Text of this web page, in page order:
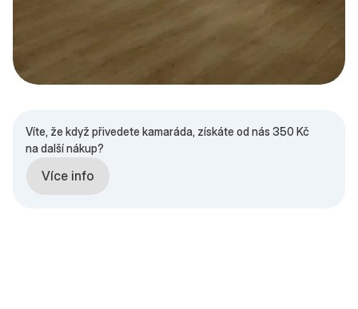
Víte, že když přivedete kamaráda, získáte od nás 350 Kč
na další nákup?
Více info